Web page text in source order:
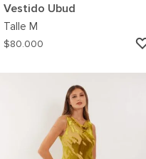
Vestido Ubud
Talle M
$80.000